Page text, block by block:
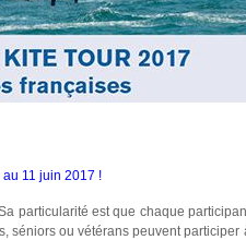
11 juin 2017 !
particularité est que chaque
ou vétérans peuvent participer